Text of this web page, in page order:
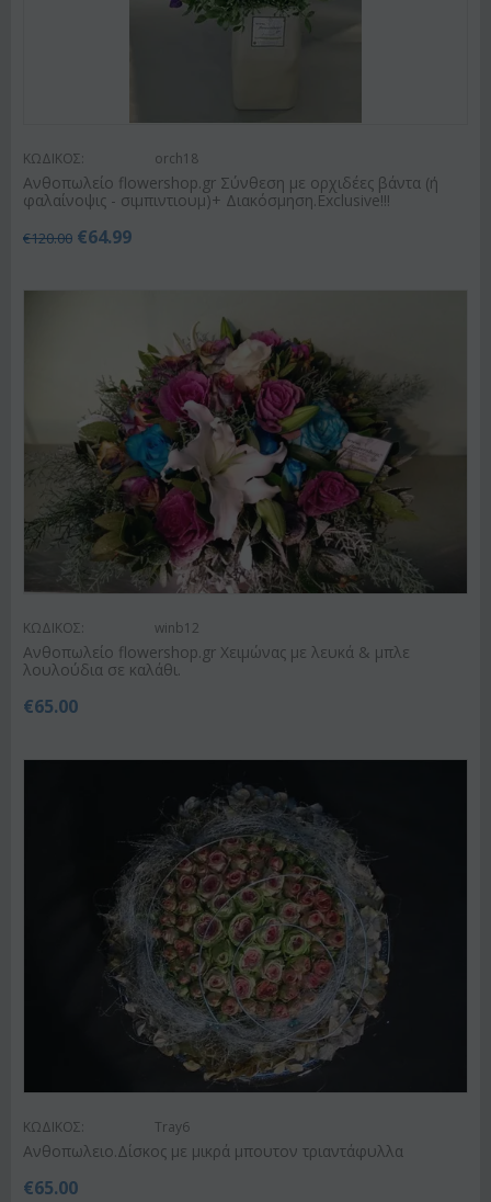
ΚΩΔΙΚΟΣ: orch18
Ανθοπωλείο flowershop.gr Σύνθεση με ορχιδέες βάντα (ή
φαλαίνοψις - σιμπιντιουμ)+ Διακόσμηση.Exclusive!!!
€120.00 €64.99
ΚΩΔΙΚΟΣ: winb12
Ανθοπωλείο flowershop.gr Χειμώνας με λευκά & μπλε
λουλούδια σε καλάθι.
€65.00
ΚΩΔΙΚΟΣ: Tray6
Ανθοπωλειο.Δίσκος με μικρά μπουτον τριαντάφυλλα
€65.00